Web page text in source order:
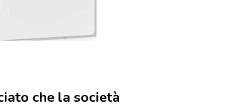
che la società